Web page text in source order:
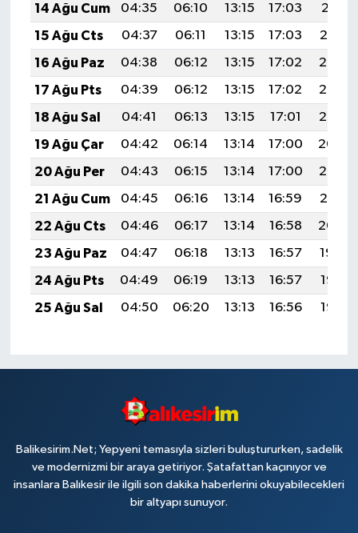
14 Ağu Cum
04:35 06:10 13:15 17:03
20:11
15 Ağu Cts
04:37 06:11 13:15 17:03
20:10
16 Ağu Paz
04:38 06:12 13:15 17:02
20:08
17 Ağu Pts
04:39 06:12 13:15 17:02
20:07
18 Ağu Sal
04:41 06:13 13:15 17:01
20:06
19 Ağu Çar
04:42 06:14 13:14 17:00
20:04
20 Ağu Per
04:43 06:15 13:14 17:00
20:03
21 Ağu Cum
04:45 06:16 13:14 16:59
20:01
22 Ağu Cts
04:46 06:17 13:14 16:58
20:00
23 Ağu Paz
04:47 06:18 13:13 16:57
19:59
24 Ağu Pts
04:49 06:19 13:13 16:57
19:57
25 Ağu Sal
04:50 06:20 13:13 16:56 19:56
Balikesirim.Net; Yepyeni temasıyla sizleri buluştururken, sadelik
ve modernizmi bir araya getiriyor. Şatafattan kaçınıyor ve
insanlara Balıkesir ile ilgili son dakika haberlerini okuyabilecekleri
bir altyapı sunuyor.